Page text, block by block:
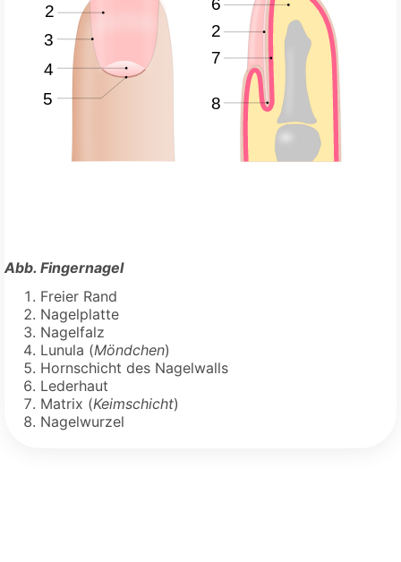
Abb. Fingernagel
Freier Rand
Nagelplatte
Nagelfalz
Lunula (Möndchen)
Hornschicht des Nagelwalls
Lederhaut
Matrix (Keimschicht)
Nagelwurzel